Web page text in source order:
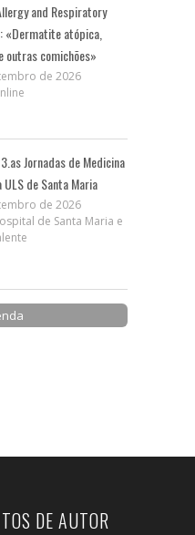
and Respiratory
«Dermatite atópica,
outras comichões»
de 2026
Jornadas de Medicina
de Santa Maria
de 2026
de Santa Maria e
DE AUTOR